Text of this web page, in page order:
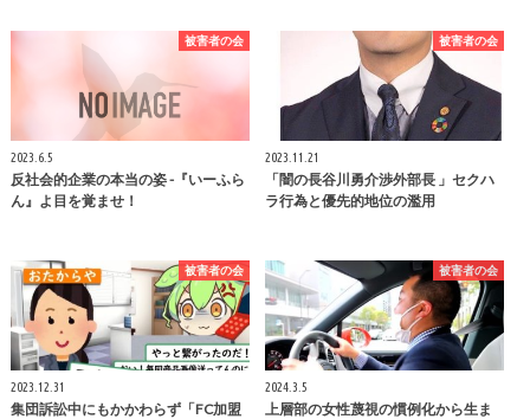
被害者の会
2023.6.5
反社会的企業の本当の姿 -『いーふら
ん』よ目を覚ませ！
被害者の会
2023.11.21
「闇の長谷川勇介渉外部長 」セクハ
ラ行為と優先的地位の濫用
被害者の会
2023.12.31
集団訴訟中にもかかわらず「FC加盟
被害者の会
2024.3.5
上層部の女性蔑視の慣例化から生ま